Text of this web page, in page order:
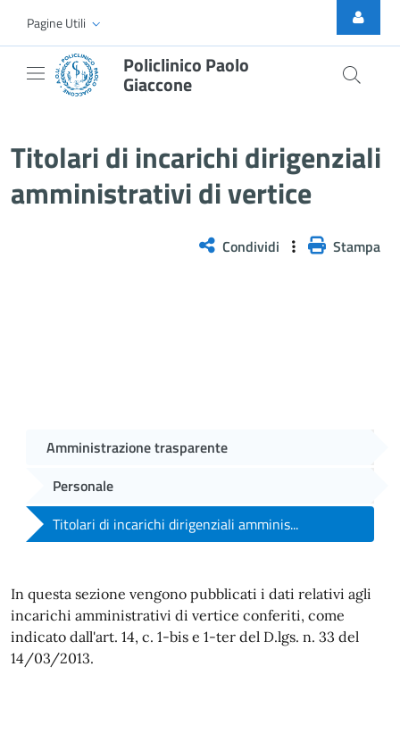
Skip to Main Content
Pagine Utili
Policlinico Paolo
Giaccone
Titolari di incarichi dirigenziali
amministrativi di vertice
Condividi Stampa
Amministrazione trasparente
Personale
Titolari di incarichi dirigenziali amminis...
In questa sezione vengono pubblicati i dati relativi agli
incarichi amministrativi di vertice conferiti, come
indicato dall'art. 14, c. 1-bis e 1-ter del D.lgs. n. 33 del
14/03/2013.